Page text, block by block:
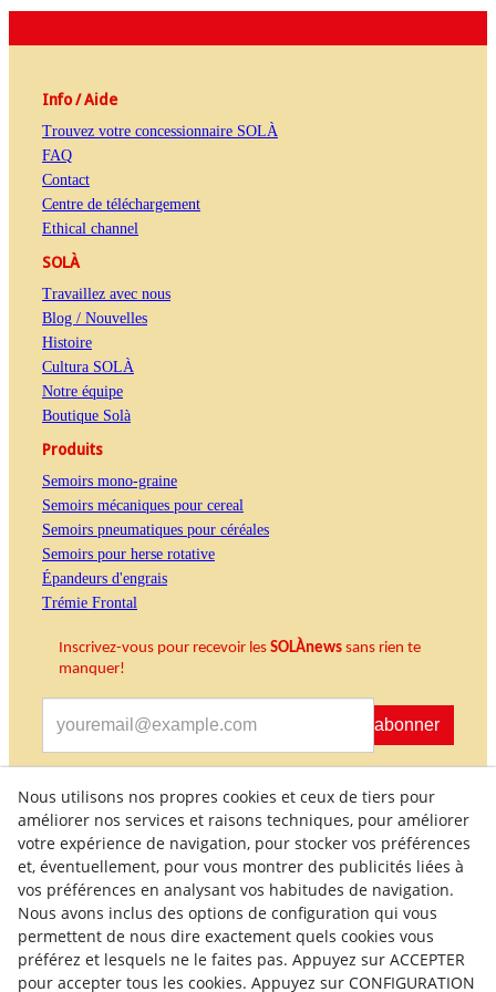
Info / Aide
Trouvez votre concessionnaire SOLÀ
FAQ
Contact
Centre de téléchargement
Ethical channel
SOLÀ
Travaillez avec nous
Blog / Nouvelles
Histoire
Cultura SOLÀ
Notre équipe
Boutique Solà
Produits
Semoirs mono-graine
Semoirs mécaniques pour cereal
Semoirs pneumatiques pour céréales
Semoirs pour herse rotative
Épandeurs d'engrais
Trémie Frontal
Inscrivez-vous pour recevoir les SOLÀnews sans rien te
manquer!
S'abonner
J'accepte de recevoir des informations commerciales
Nous utilisons nos propres cookies et ceux de tiers pour
améliorer nos services et raisons techniques, pour améliorer
votre expérience de navigation, pour stocker vos préférences
et, éventuellement, pour vous montrer des publicités liées à
vos préférences en analysant vos habitudes de navigation.
Nous avons inclus des options de configuration qui vous
permettent de nous dire exactement quels cookies vous
préférez et lesquels ne le faites pas. Appuyez sur ACCEPTER
pour accepter tous les cookies. Appuyez sur CONFIGURATION